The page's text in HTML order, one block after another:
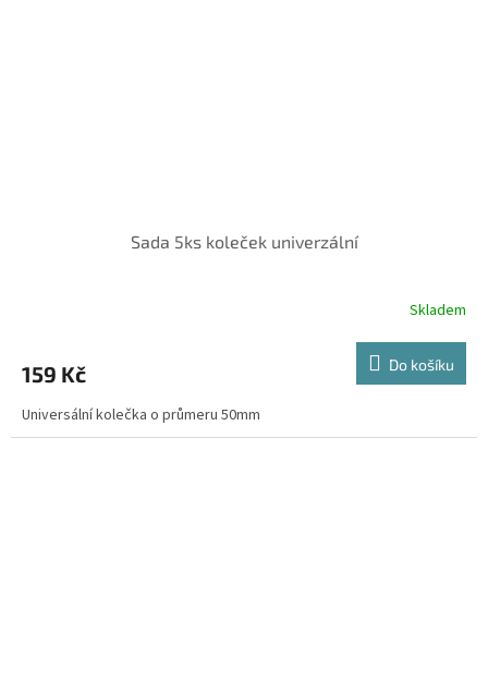
Sada 5ks koleček univerzální
Skladem
159 Kč Do košíku
Universální kolečka o průmeru 50mm